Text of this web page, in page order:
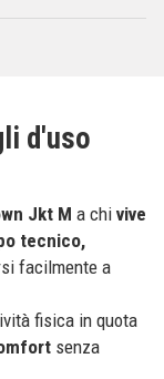
d'uso
Jkt M a chi vive
tecnico,
facilmente a
fisica in quota
senza